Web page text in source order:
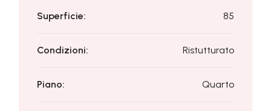
Superficie: 85
Condizioni: Ristutturato
Piano: Quarto